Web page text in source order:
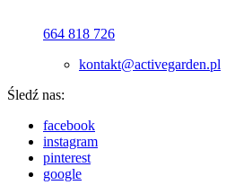
664 818 726
kontakt@activegarden.pl
Śledź nas:
facebook
instagram
pinterest
google